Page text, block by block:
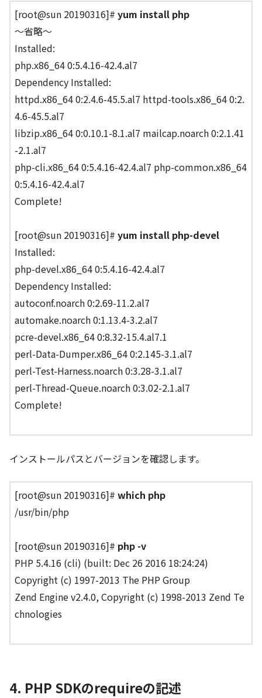
[root@sun 20190316]# yum install php
～省略～
Installed:
php.x86_64 0:5.4.16-42.4.al7
Dependency Installed:
httpd.x86_64 0:2.4.6-45.5.al7 httpd-tools.x86_64 0:2.
4.6-45.5.al7
libzip.x86_64 0:0.10.1-8.1.al7 mailcap.noarch 0:2.1.41
-2.1.al7
php-cli.x86_64 0:5.4.16-42.4.al7 php-common.x86_64
0:5.4.16-42.4.al7
Complete!
[root@sun 20190316]# yum install php-devel
Installed:
php-devel.x86_64 0:5.4.16-42.4.al7
Dependency Installed:
autoconf.noarch 0:2.69-11.2.al7
automake.noarch 0:1.13.4-3.2.al7
pcre-devel.x86_64 0:8.32-15.4.al7.1
perl-Data-Dumper.x86_64 0:2.145-3.1.al7
perl-Test-Harness.noarch 0:3.28-3.1.al7
perl-Thread-Queue.noarch 0:3.02-2.1.al7
Complete!
インストールパスとバージョンを確認します。
[root@sun 20190316]# which php
/usr/bin/php
[root@sun 20190316]# php -v
PHP 5.4.16 (cli) (built: Dec 26 2016 18:24:24)
Copyright (c) 1997-2013 The PHP Group
Zend Engine v2.4.0, Copyright (c) 1998-2013 Zend Te
chnologies
4. PHP SDKのrequireの記述